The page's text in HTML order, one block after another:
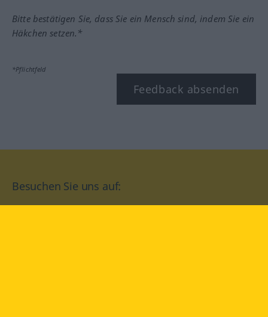
Bitte bestätigen Sie, dass Sie ein Mensch sind, indem Sie ein
Häkchen setzen.*
*Pflichtfeld
Feedback absenden
Besuchen Sie uns auf: